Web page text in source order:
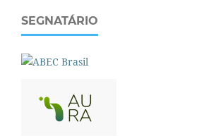
SEGNATÁRIO